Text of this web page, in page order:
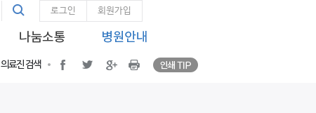
통합검색로그인 회원가입
프린트
facebook
twitter google plus
의료진 검색
facebooktwittergoogle plus